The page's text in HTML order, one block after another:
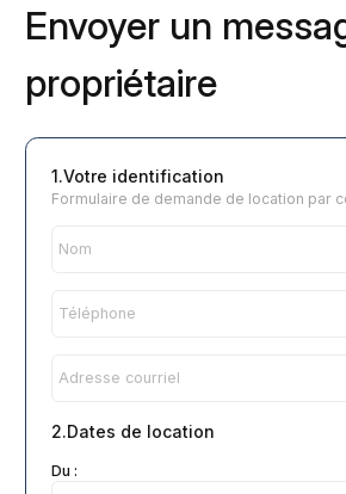
Envoyer un
propriétaire
Formulaire de demande de location par
1.Votre identification
2.Dates de location
Du :